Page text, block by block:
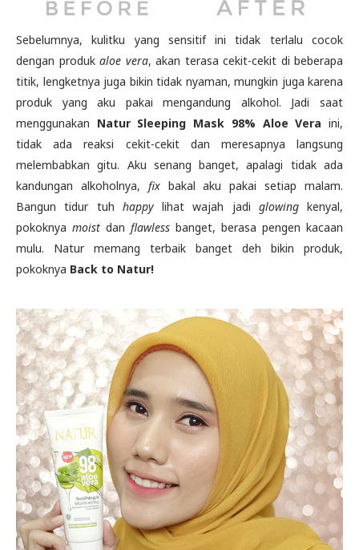
Sebelumnya, kulitku yang sensitif ini tidak terlalu cocok
dengan produk aloe vera, akan terasa cekit-cekit di beberapa
titik, lengketnya juga bikin tidak nyaman, mungkin juga karena
produk yang aku pakai mengandung alkohol. Jadi saat
menggunakan Natur Sleeping Mask 98% Aloe Veraini,
tidak ada reaksi cekit-cekit dan meresapnya langsung
melembabkan gitu. Aku senang banget, apalagi tidak ada
kandungan alkoholnya, fixbakal aku pakai setiap malam.
Bangun tidur tuh happylihat wajah jadi glowingkenyal,
pokoknya moist dan flawless banget, berasa pengen kacaan
mulu. Natur memang terbaik banget deh bikin produk,
pokoknya Back to Natur!